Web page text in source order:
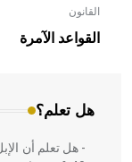
القانون
القواعد الآمرة
هل تعلم؟
- هل تعلم أن
بالعمارة
المعمار على
- هل تعلم أن